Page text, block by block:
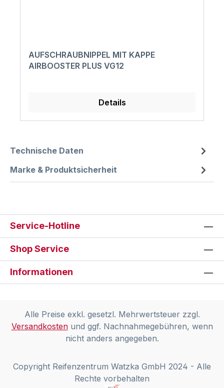
AUFSCHRAUBNIPPEL MIT KAPPE
AIRBOOSTER PLUS VG12
Details
Technische Daten
Marke & Produktsicherheit
Service-Hotline
Shop Service
Informationen
Alle Preise exkl. gesetzl. Mehrwertsteuer zzgl.
Versandkostenund ggf. Nachnahmegebühren, wenn
nicht anders angegeben.
Copyright Reifenzentrum Watzka GmbH 2024 - Alle
Rechte vorbehalten